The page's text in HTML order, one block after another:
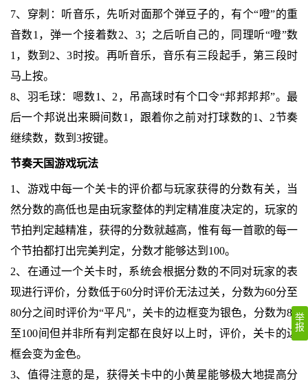
7、穿刺：听音乐，先听对面那个弹豆子的，有个“噔”的重
音数1，弹一个接着数2、3；之后听自己的，同理听“噔”数
1，数到2、3时按。再听音乐，音乐有三段起手，第三段时
马上按。
8、羽毛球：嗯数1、2，吊高球时有个口令“邦邦邦邦”。最
后一个邦说出来瞬间数1，跟着你之前对打球数的1、2节奏
继续数，数到3按键。
节奏天国游戏玩法
1、游戏中每一个关卡的评价都与玩家获得的分数有关，当
然分数的高低也是由玩家整体的判定精准度决定的，玩家的
节拍判定越精准，获得的分数就越高，惟有每一首歌的每一
个节拍都打出完美判定，分数才能够达到100。
2、在通过一个关卡时，系统会根据分数的不同对玩家的表
现进行评价，分数低于60分时评价无法过关，分数为60分至
80分之间时评价为“平凡"，关卡的边框变为银色，分数为80
至100间但并非所有判定都在良好以上时，评价，关卡的边
框会变为金色。
3、值得注意的是，获得关卡中的小黄星能够极大地提高分
举
报